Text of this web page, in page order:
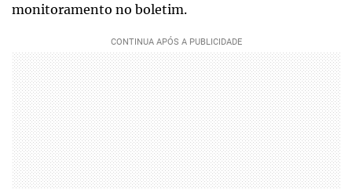
monitoramento no boletim.